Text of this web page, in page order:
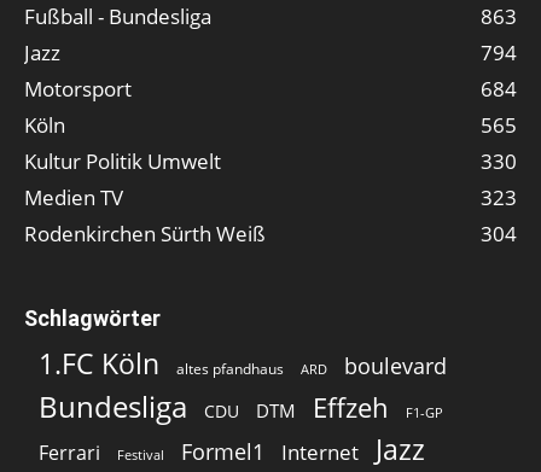
Fußball - Bundesliga
863
Jazz
794
Motorsport
684
Köln
565
Kultur Politik Umwelt
330
Medien TV
323
Rodenkirchen Sürth Weiß
304
Schlagwörter
1.FC Köln altes pfandhaus ARD boulevard
Bundesliga CDU DTM Effzeh F1-GP
Ferrari Festival Formel1 Internet Jazz